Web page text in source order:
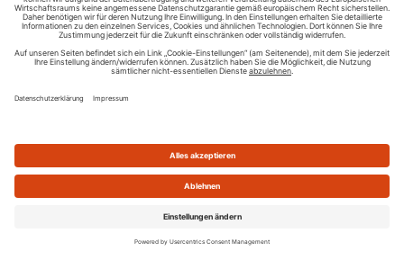
wasserhygiene“ (Berlin) - Umweltbundesamt (UBA)
Projektberater*in Schwerpunkt Schweine (m/w/d)
(Verden) - Bioland Praxisforschung GmbH
(ZALF) e.V.
Dipl.-Ing. (FH) bzw. Bachelor (w/m/d) der Fachrichtung
Gartenbau oder gleichwertige Fachrichtungen - in
Teilzeit (Heidelberg) - Staatl. Lehr- und
Versuchsanstalt für Gartenbau (LVG)